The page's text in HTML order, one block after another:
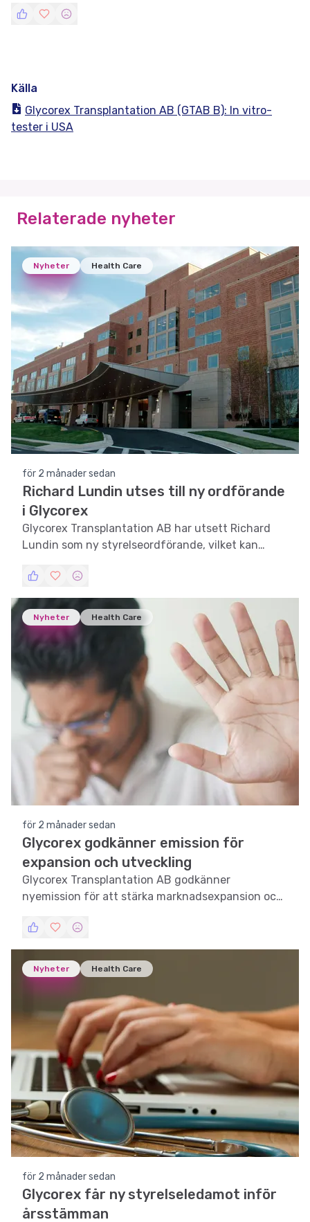
Källa
Glycorex Transplantation AB (GTAB B): In vitro-
tester i USA
Relaterade nyheter
Nyheter Health Care
för 2 månader sedan
Richard Lundin utses till ny ordförande
i Glycorex
Glycorex Transplantation AB har utsett Richard
Lundin som ny styrelseordförande, vilket kan
Nyheter Health Care
för 2 månader sedan
Glycorex godkänner emission för
expansion och utveckling
Glycorex Transplantation AB godkänner
nyemission för att stärka marknadsexpansion och
Nyheter Health Care
för 2 månader sedan
Glycorex får ny styrelseledamot inför
årsstämman